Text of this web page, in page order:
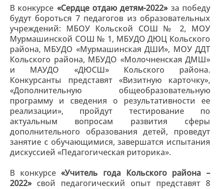
В конкурсе «Сердце отдаю детям-2022»за победу
будут бороться 7 педагогов из образовательных
учреждений: МБОУ Кольской СОШ № 2, МОУ
Мурмашинской СОШ № 1, МБУДО ДЮЦ Кольского
района, МБУДО «Мурмашинская ДШИ», МОУ ДДТ
Кольского района, МБУДО «Молочненская ДМШ»
и МАУДО «ДЮСШ» Кольского района.
Конкурсанты представят «Визитную карточку»,
«Дополнительную общеобразовательную
программу и сведения о результативности ее
реализации», пройдут тестирование по
актуальным вопросам развития сферы
дополнительного образования детей, проведут
занятие с обучающимися, завершатся испытания
дискуссией «Педагогическая риторика».
В конкурсе«Учитель года Кольского района –
2022» свой педагогический опыт представят 8